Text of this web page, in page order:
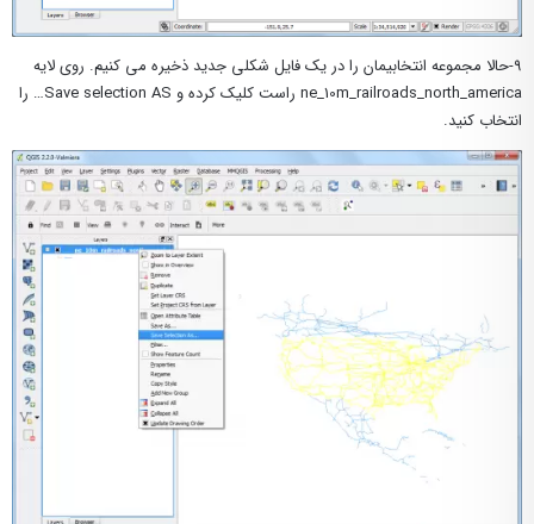
۹-حالا مجموعه انتخابیمان را در یک فایل شکلی جدید ذخیره می کنیم. روی لایه
ne_10m_railroads_north_america راست کلیک کرده و Save selection AS… را
انتخاب کنید.